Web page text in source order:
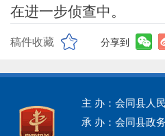
在进一步侦查中。
稿件收藏 分享到
主 办：会同县人
承 办：会同县政